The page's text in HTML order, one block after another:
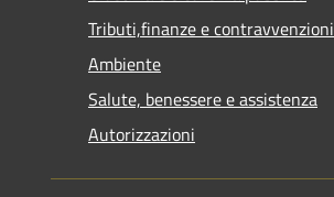
Tributi,finanze e contravvenzioni
Ambiente
Salute, benessere e assistenza
Autorizzazioni